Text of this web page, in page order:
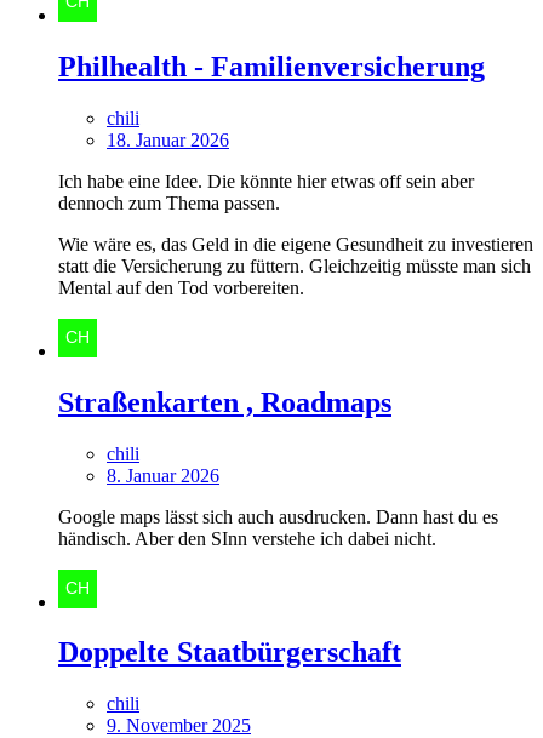
Philhealth - Familienversicherung
chili
18. Januar 2026
Ich habe eine Idee. Die könnte hier etwas off sein aber
dennoch zum Thema passen.
Wie wäre es, das Geld in die eigene Gesundheit zu investieren
statt die Versicherung zu füttern. Gleichzeitig müsste man sich
Mental auf den Tod vorbereiten.
Straßenkarten , Roadmaps
chili
8. Januar 2026
Google maps lässt sich auch ausdrucken. Dann hast du es
händisch. Aber den SInn verstehe ich dabei nicht.
Doppelte Staatbürgerschaft
chili
9. November 2025